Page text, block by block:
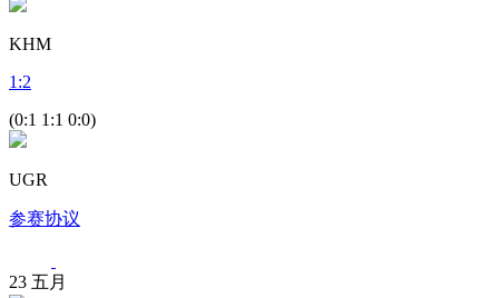
KHM
1 :2
(0:1 1:1 0:0)
UGR
参赛协议
23 五月